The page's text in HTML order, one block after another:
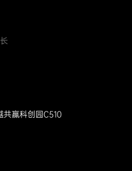
共赢科创园C510